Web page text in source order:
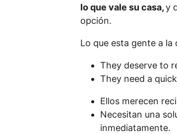
lo que vale su casa,y
opción.
Lo que esta gente a
They deserve to
They need a
Ellos merecen
Necesitan una
inmediatamente.